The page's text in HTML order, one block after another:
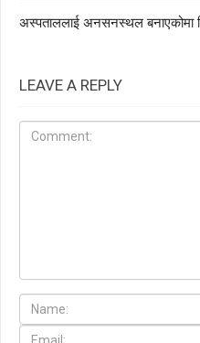
अस्पताललाई अनसनस्थल बनाएकोमा
LEAVE A REPLY